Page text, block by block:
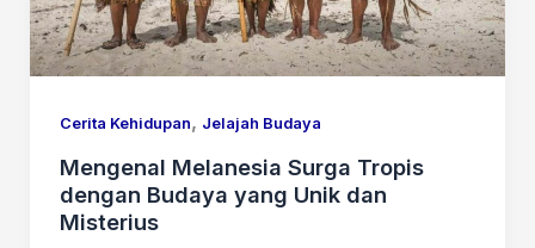
Cerita Kehidupan, Jelajah Budaya
Mengenal Melanesia Surga Tropis
dengan Budaya yang Unik dan
Misterius